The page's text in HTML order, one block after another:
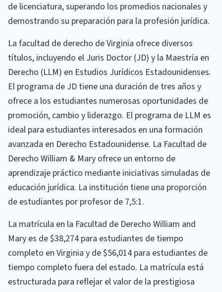
de licenciatura, superando los promedios nacionales y
demostrando su preparación para la profesión jurídica.
La facultad de derecho de Virginia ofrece diversos
títulos, incluyendo el Juris Doctor (JD) y la Maestría en
Derecho (LLM) en Estudios Jurídicos Estadounidenses.
El programa de JD tiene una duración de tres años y
ofrece a los estudiantes numerosas oportunidades de
promoción, cambio y liderazgo. El programa de LLM es
ideal para estudiantes interesados ​​en una formación
avanzada en Derecho Estadounidense. La Facultad de
Derecho William & Mary ofrece un entorno de
aprendizaje práctico mediante iniciativas simuladas de
educación jurídica. La institución tiene una proporción
de estudiantes por profesor de 7,5:1.
La matrícula en la Facultad de Derecho William and
Mary es de $38,274 para estudiantes de tiempo
completo en Virginia y de $56,014 para estudiantes de
tiempo completo fuera del estado. La matrícula está
estructurada para reflejar el valor de la prestigiosa